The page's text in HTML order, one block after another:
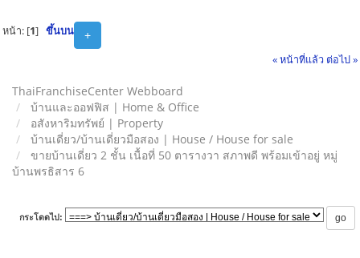
+
หน้า: [1] ขึ้นบน
« หน้าที่แล้ว ต่อไป »
ThaiFranchiseCenter Webboard
บ้านและออฟฟิส | Home & Office
อสังหาริมทรัพย์ | Property
บ้านเดี่ยว/บ้านเดี่ยวมือสอง | House / House for sale
ขายบ้านเดี่ยว 2 ชั้น เนื้อที่ 50 ตารางวา สภาพดี พร้อมเข้าอยู่ หมู่
บ้านพรธิสาร 6
กระโดดไป: